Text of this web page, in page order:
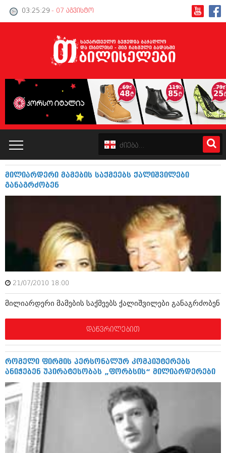
03:25:30 - 07 აგვისტო
ინტერვიუები
მოდი, ვილაპარაკოთ
მოდა + დიზაინი
რელიგია
მედიცინა
სპორტი
კადრს მიღმა
კატალოგი
ინტერვიუები
ამბები
საზოგადოება
მოდი, ვილაპარაკოთ
მოდა + დიზაინი
მედიცინა
სპორტი
კადრს მიღმა
კულინარია
ავტორჩევები
ბელადები
მილიარდერი მამების საქმეებს ქალიშვილები
განაგრძობენ
21/07/2010 18:00
მილიარდერი მამების საქმეებს ქალიშვილები განაგრძობენ
დაწვრილებით
რომელი ფირმის პერსონალურ კომპიუტერებს
ანიჭებენ უპირატესობას „ფორბსის“ მილიარდერები